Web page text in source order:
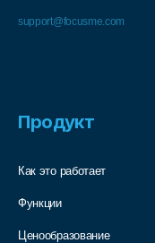
support@focusme.com
Продукт
Как это работает
Функции
Ценообразование